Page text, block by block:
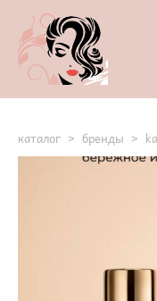
каталог > бренды >